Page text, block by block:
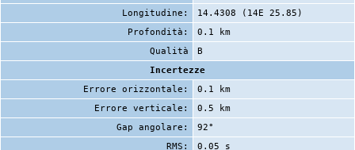
Longitudine:
14.4308 (14E 25.85)
Profondità:
0.1 km
Qualità
B
Incertezze
Errore orizzontale:
0.1 km
Errore verticale:
0.5 km
Gap angolare:
92°
RMS:
0.05 s